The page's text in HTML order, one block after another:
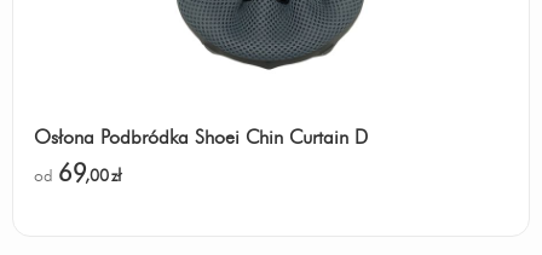
Osłona Podbródka Shoei Chin Curtain D
od 69,00zł